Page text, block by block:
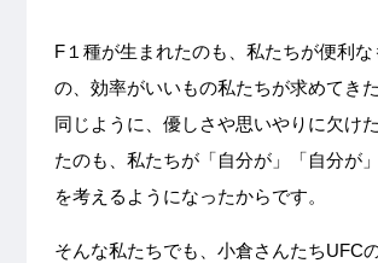
F１種が生まれたのも、私たちが便利な
の、効率がいいもの私たちが求めてきた
同じように、優しさや思いやりに欠け
たのも、私たちが「自分が」「自分が
を考えるようになったからです。
そんな私たちでも、小倉さんたちUFC